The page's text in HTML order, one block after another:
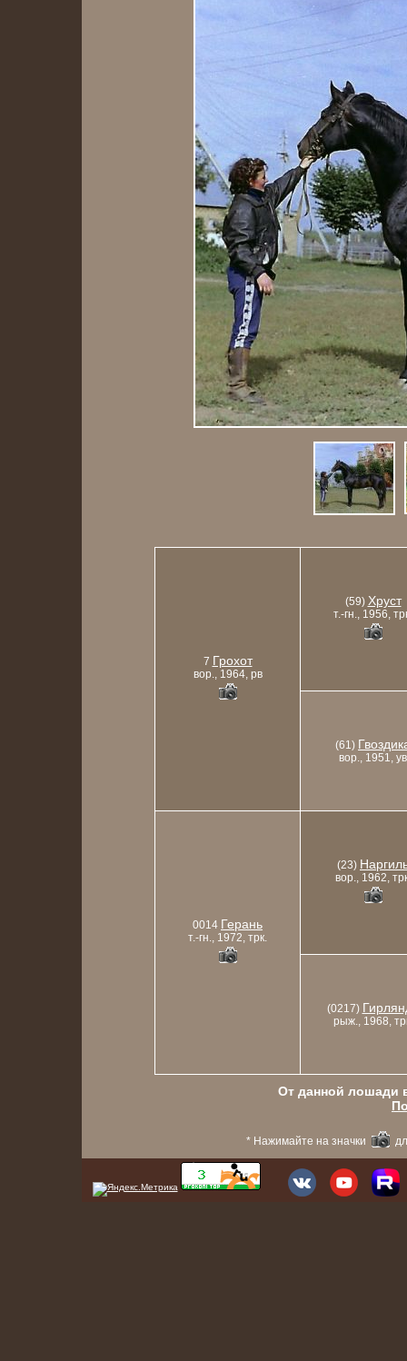
7 Грохот
вор., 1964, рв
(59) Хруст
т.-гн., 1956,
(61)
вор., 1951, ув
0014 Герань
т.-гн., 1972, трк.
(23)
вор., 1962,
(0217)
рыж., 1968,
От данной лошади
* Нажимайте на значки